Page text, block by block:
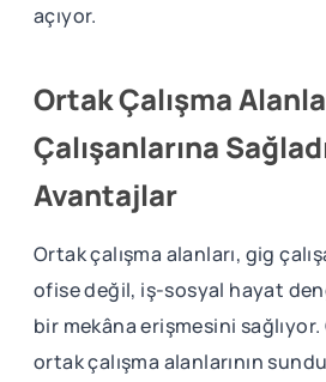
açıyor.
Ortak Çalışma
Çalışanlarına
Avantajlar
Ortak çalışma alanları, gig
ofise değil, iş-sosyal hayat
bir mekâna erişmesini sağlıyor.
ortak çalışma alanlarının